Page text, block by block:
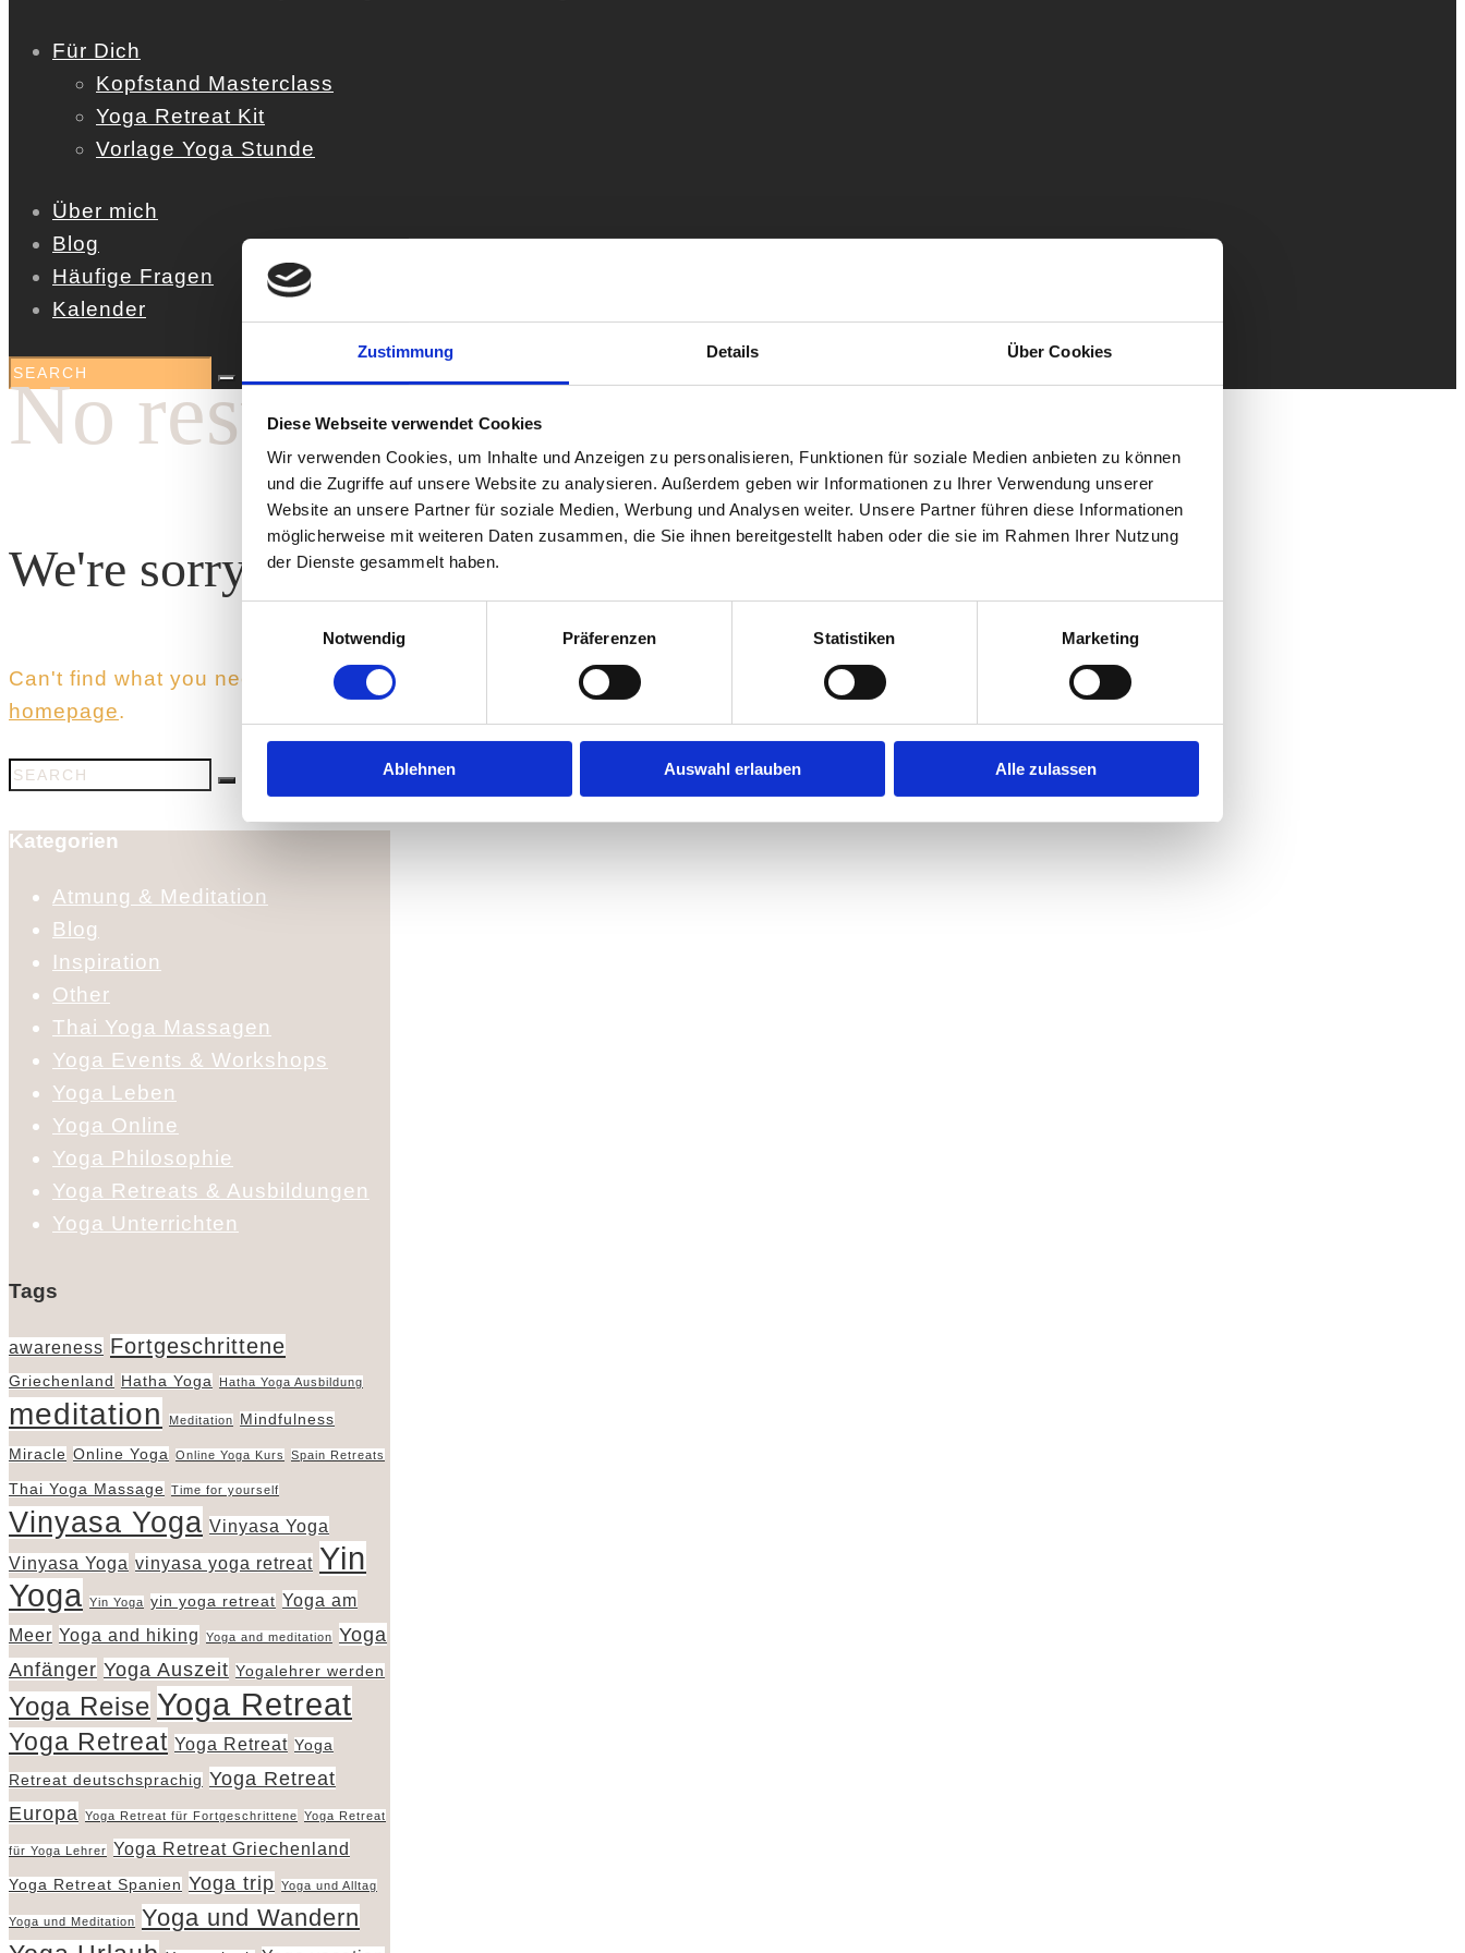
Zustimmung Details Über Cookies
Diese Webseite verwendet Cookies
Wir verwenden Cookies, um Inhalte und Anzeigen zu personalisieren, Funktionen für soziale Medien anbieten zu können
und die Zugriffe auf unsere Website zu analysieren. Außerdem geben wir Informationen zu Ihrer Verwendung unserer
Website an unsere Partner für soziale Medien, Werbung und Analysen weiter. Unsere Partner führen diese Informationen
möglicherweise mit weiteren Daten zusammen, die Sie ihnen bereitgestellt haben oder die sie im Rahmen Ihrer Nutzung
der Dienste gesammelt haben.
Notwendig
Präferenzen Statistiken Marketing
Ablehnen Auswahl erlauben Alle zulassen
Für Dich
Kopfstand Masterclass
Yoga Retreat Kit
Vorlage Yoga Stunde
Über mich
Blog
Häufige Fragen
Kalender
No results
We're sorry, but your query did not match
Can't find what you need? Take a moment and do a search below or start fromour
homepage.
Kategorien
Atmung & Meditation
Blog
Inspiration
Other
Thai Yoga Massagen
Yoga Events & Workshops
Yoga Leben
Yoga Online
Yoga Philosophie
Yoga Retreats & Ausbildungen
Yoga Unterrichten
Tags
awareness Fortgeschrittene
Griechenland Hatha Yoga Hatha Yoga Ausbildung
meditation Meditation Mindfulness
Miracle Online Yoga Online Yoga Kurs Spain Retreats
Thai Yoga Massage Time for yourself
Vinyasa Yoga Vinyasa Yoga
Vinyasa Yoga vinyasa yoga retreat Yin
Yoga Yin Yoga yin yoga retreat Yoga am
Meer Yoga and hiking Yoga and meditation Yoga
Anfänger Yoga Auszeit Yogalehrer werden
Yoga Reise Yoga Retreat
Yoga Retreat Yoga Retreat Yoga
Retreat deutschsprachig Yoga Retreat
Europa Yoga Retreat für Fortgeschrittene Yoga Retreat
für Yoga Lehrer Yoga Retreat Griechenland
Yoga Retreat Spanien Yoga trip Yoga und Alltag
Yoga und Meditation Yoga und Wandern